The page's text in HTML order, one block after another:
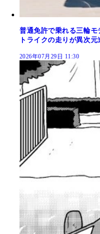
普通免許で乗れる三輪
トライクの走りが異次
2026年07月29日 11:30